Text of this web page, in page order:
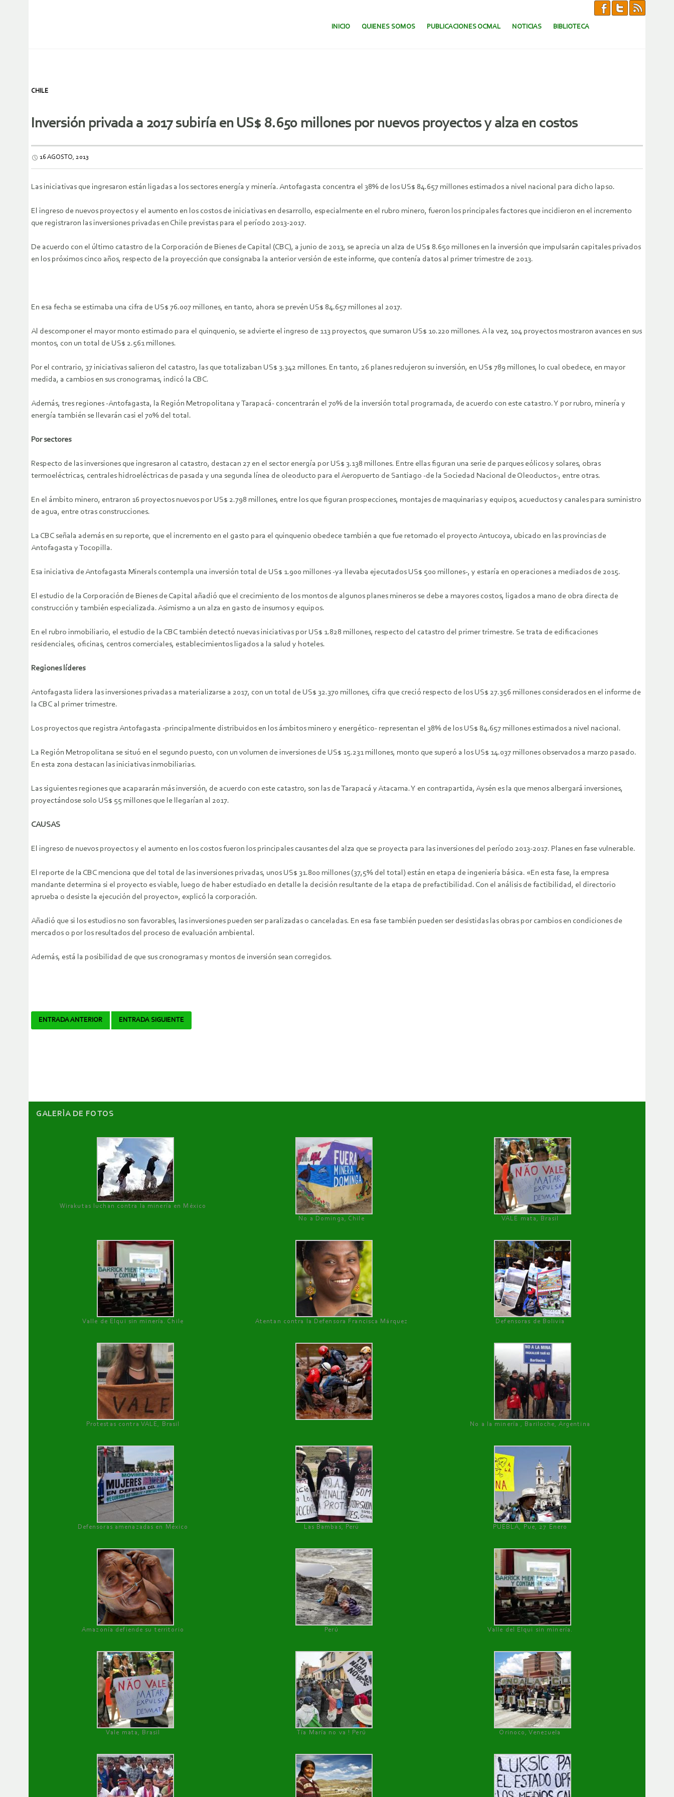
SALTAR AL CONTENIDO.
INICIO QUIENES SOMOS PUBLICACIONES OCMAL NOTICIAS BIBLIOTECA
CHILE
Inversión privada a 2017 subiría en US$ 8.650 millones por nuevos proyectos y alza en costos
16 AGOSTO, 2013
Las iniciativas que ingresaron están ligadas a los sectores energía y minería. Antofagasta concentra el 38% de los US$ 84.657 millones estimados a nivel nacional para dicho lapso.
El ingreso de nuevos proyectos y el aumento en los costos de iniciativas en desarrollo, especialmente en el rubro minero, fueron los principales factores que incidieron en el incremento
que registraron las inversiones privadas en Chile previstas para el período 2013-2017.
De acuerdo con el último catastro de la Corporación de Bienes de Capital (CBC), a junio de 2013, se aprecia un alza de US$ 8.650 millones en la inversión que impulsarán capitales privados
en los próximos cinco años, respecto de la proyección que consignaba la anterior versión de este informe, que contenía datos al primer trimestre de 2013.
En esa fecha se estimaba una cifra de US$ 76.007 millones, en tanto, ahora se prevén US$ 84.657 millones al 2017.
Al descomponer el mayor monto estimado para el quinquenio, se advierte el ingreso de 113 proyectos, que sumaron US$ 10.220 millones. A la vez, 104 proyectos mostraron avances en sus
montos, con un total de US$ 2.561 millones.
Por el contrario, 37 iniciativas salieron del catastro, las que totalizaban US$ 3.342 millones. En tanto, 26 planes redujeron su inversión, en US$ 789 millones, lo cual obedece, en mayor
medida, a cambios en sus cronogramas, indicó la CBC.
Además, tres regiones -Antofagasta, la Región Metropolitana y Tarapacá- concentrarán el 70% de la inversión total programada, de acuerdo con este catastro. Y por rubro, minería y
energía también se llevarán casi el 70% del total.
Por sectores
Respecto de las inversiones que ingresaron al catastro, destacan 27 en el sector energía por US$ 3.138 millones. Entre ellas figuran una serie de parques eólicos y solares, obras
termoeléctricas, centrales hidroeléctricas de pasada y una segunda línea de oleoducto para el Aeropuerto de Santiago -de la Sociedad Nacional de Oleoductos-, entre otras.
En el ámbito minero, entraron 16 proyectos nuevos por US$ 2.798 millones, entre los que figuran prospecciones, montajes de maquinarias y equipos, acueductos y canales para suministro
de agua, entre otras construcciones.
La CBC señala además en su reporte, que el incremento en el gasto para el quinquenio obedece también a que fue retomado el proyecto Antucoya, ubicado en las provincias de
Antofagasta y Tocopilla.
Esa iniciativa de Antofagasta Minerals contempla una inversión total de US$ 1.900 millones -ya llevaba ejecutados US$ 500 millones-, y estaría en operaciones a mediados de 2015.
El estudio de la Corporación de Bienes de Capital añadió que el crecimiento de los montos de algunos planes mineros se debe a mayores costos, ligados a mano de obra directa de
construcción y también especializada. Asimismo a un alza en gasto de insumos y equipos.
En el rubro inmobiliario, el estudio de la CBC también detectó nuevas iniciativas por US$ 1.828 millones, respecto del catastro del primer trimestre. Se trata de edificaciones
residenciales, oficinas, centros comerciales, establecimientos ligados a la salud y hoteles.
Regiones líderes
Antofagasta lidera las inversiones privadas a materializarse a 2017, con un total de US$ 32.370 millones, cifra que creció respecto de los US$ 27.356 millones considerados en el informe de
la CBC al primer trimestre.
Los proyectos que registra Antofagasta -principalmente distribuidos en los ámbitos minero y energético- representan el 38% de los US$ 84.657 millones estimados a nivel nacional.
La Región Metropolitana se situó en el segundo puesto, con un volumen de inversiones de US$ 15.231 millones, monto que superó a los US$ 14.037 millones observados a marzo pasado.
En esta zona destacan las iniciativas inmobiliarias.
Las siguientes regiones que acapararán más inversión, de acuerdo con este catastro, son las de Tarapacá y Atacama. Y en contrapartida, Aysén es la que menos albergará inversiones,
proyectándose solo US$ 55 millones que le llegarían al 2017.
CAUSAS
El ingreso de nuevos proyectos y el aumento en los costos fueron los principales causantes del alza que se proyecta para las inversiones del período 2013-2017. Planes en fase vulnerable.
El reporte de la CBC menciona que del total de las inversiones privadas, unos US$ 31.800 millones (37,5% del total) están en etapa de ingeniería básica. «En esta fase, la empresa
mandante determina si el proyecto es viable, luego de haber estudiado en detalle la decisión resultante de la etapa de prefactibilidad. Con el análisis de factibilidad, el directorio
aprueba o desiste la ejecución del proyecto», explicó la corporación.
Añadió que si los estudios no son favorables, las inversiones pueden ser paralizadas o canceladas. En esa fase también pueden ser desistidas las obras por cambios en condiciones de
mercados o por los resultados del proceso de evaluación ambiental.
Además, está la posibilidad de que sus cronogramas y montos de inversión sean corregidos.
Navegador
ENTRADA ANTERIOR ENTRADA SIGUIENTE
GALERÌA DE FOTOS
Wirakutas luchan contra la minería en México
No a Dominga, Chile
VALE mata, Brasil
Valle de Elqui sin minería. Chile Atentan contra la Defensora Francisca Márquez Defensoras de Bolivia
Protestas contra VALE, Brasil No a la minería , Bariloche, Argentina
Defensoras amenazadas en México Las Bambas, Perú PUEBLA, Pue, 27 Enero
Amazonía defiende su territorio Perú Valle del Elqui sin minería.
Vale mata, Brasil Tía María no va ! Perú Orinoco, Venezuela